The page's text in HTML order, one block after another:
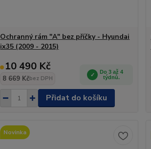
Ochranný rám "A" bez příčky - Hyundai
ix35 (2009 - 2015)
10 490 Kč
8 669 Kčbez DPH
Do 3 až 4
týdnů.
Přidat do košíku
Novinka